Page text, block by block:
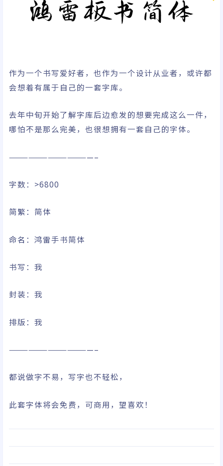
作为一个书写爱好者，也作为一个设计从业者，或许都
会想着有属于自己的一套字库。
去年中旬开始了解字库后边愈发的想要完成这么一件，
哪怕不是那么完美，也很想拥有一套自己的字体。
—————————————–
字数：>6800
简繁：简体
命名：鸿雷手书简体
书写：我
封装：我
排版：我
—————————————–
都说做字不易，写字也不轻松，
此套字体将会免费，可商用，望喜欢！